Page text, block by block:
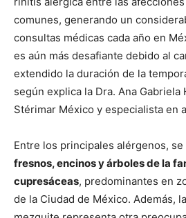
comunes, generando un
consultas médicas cada año en
es aún más desafiante debido al
extendido la duración de la
según explica la Dra. Ana Gabriela
Stérimar México y especialista en
Entre los principales alérgenos,
fresnos, encinos y árboles de la
cupresáceas, predominantes en
de la Ciudad de México. Además,